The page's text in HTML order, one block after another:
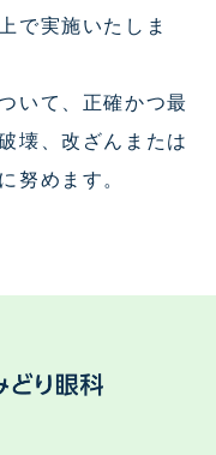
で実施いたしま
いて、正確かつ最
壊、改ざんまたは
努めます。